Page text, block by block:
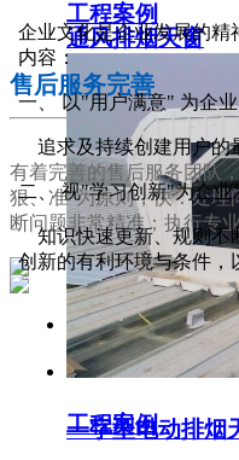
通风排烟天窗
一字型电动排烟
工程案例
工程案例
03
售后服务完善
有着完善的售后服务团队
狠、准"为原则，快：处
断问题非常精准；执行专
企业文化是企业发展的精
内容：
一、 以"用户满意" 为企
追求及持续创建用户的
二、 视"学习创新"为企业
知识快速更新、规则不
创新的有利环境与条件，